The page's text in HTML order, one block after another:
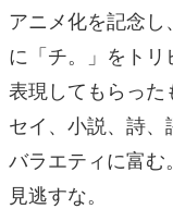
アニメ化を記念
に「チ。」をトリ
表現してもらった
セイ、小説、詩、
バラエティに富
見逃すな。